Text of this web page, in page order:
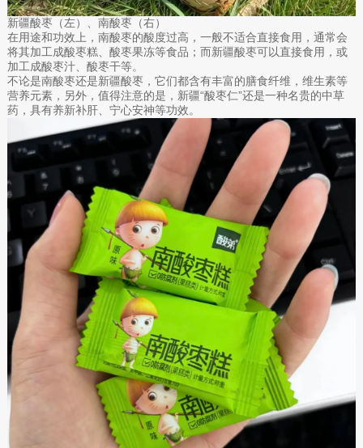
新疆酸枣（左）、南酸枣（右）
在用途和功效上，南酸枣的酸度过高，一般不适合直接食用，通常会
将其加工成酸枣糕、酸枣果冻等食品；而新疆酸枣可以直接食用，或
加工成酸枣汁、酸枣干等。
不论是南酸枣还是新疆酸枣，它们都含有丰富的膳食纤维，维生素等
营养元素，另外，值得注意的是，新疆“酸枣仁”还是一种名贵的中草
药，具有养新补肝、宁心安神等功效。